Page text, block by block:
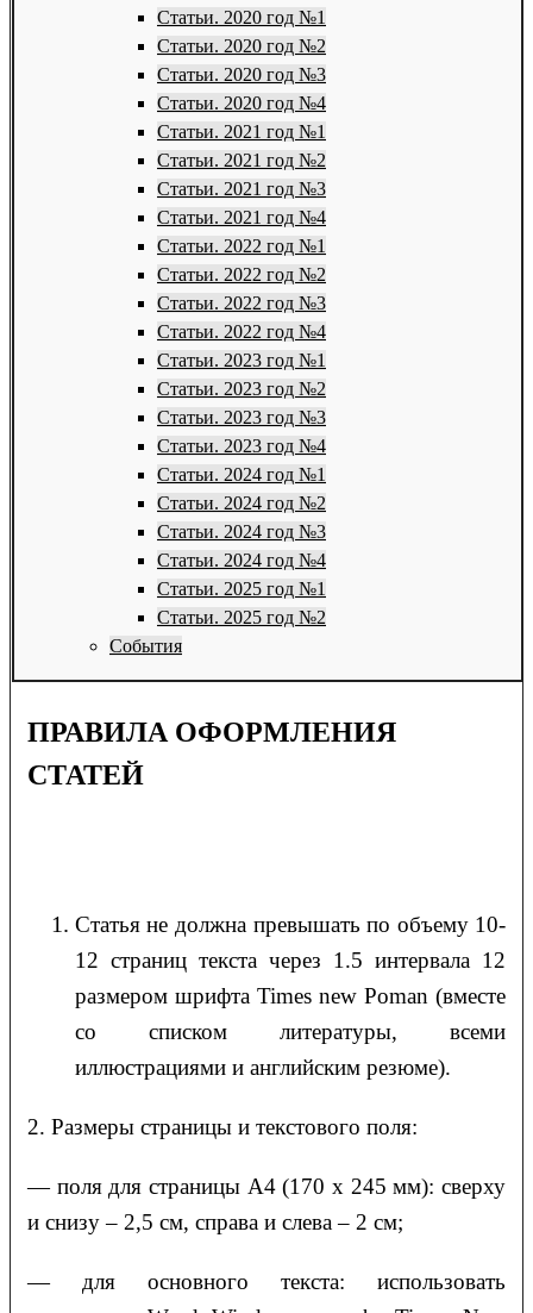
Статьи. 2020 год №1
Статьи. 2020 год №2
Статьи. 2020 год №3
Статьи. 2020 год №4
Статьи. 2021 год №1
Статьи. 2021 год №2
Статьи. 2021 год №3
Статьи. 2021 год №4
Статьи. 2022 год №1
Статьи. 2022 год №2
Статьи. 2022 год №3
Статьи. 2022 год №4
Статьи. 2023 год №1
Статьи. 2023 год №2
Статьи. 2023 год №3
Статьи. 2023 год №4
Статьи. 2024 год №1
Статьи. 2024 год №2
Статьи. 2024 год №3
Статьи. 2024 год №4
Статьи. 2025 год №1
Статьи. 2025 год №2
События
ПРАВИЛА ОФОРМЛЕНИЯ
СТАТЕЙ
Статья не должна превышать по объему 10-
12 страниц текста через 1.5 интервала 12
размером шрифта Times new Poman (вместе
со списком литературы, всеми
иллюстрациями и английским резюме).
2. Размеры страницы и текстового поля:
— поля для страницы А4 (170 х 245 мм): сверху
и снизу – 2,5 см, справа и слева – 2 см;
— для основного текста: использовать